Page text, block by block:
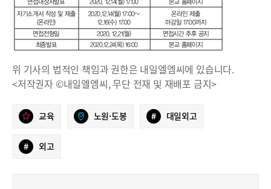
위 기사의 법적인 책임과 권한은 내일엘엠씨에 있습니다.
<저작권자 ©내일엘엠씨, 무단 전재 및 재배포 금지>
교육 노원·도봉 # 대일외고
# 외고